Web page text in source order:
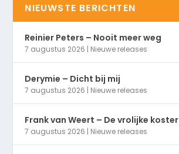
NIEUWSTE BERICHTEN
Reinier Peters – Nooit meer weg
7 augustus 2026 | Nieuwe releases
Derymie – Dicht bij mij
7 augustus 2026 | Nieuwe releases
Frank van Weert – De vrolijke koster
7 augustus 2026 | Nieuwe releases